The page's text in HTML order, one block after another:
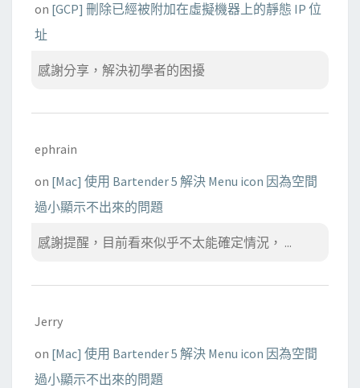
on [GCP] 刪除已經被附加在虛擬機器上的靜態 IP 位
址
感謝分享，解決初學者的困擾
ephrain
on [Mac] 使用 Bartender 5 解決 Menu icon 因為空間
過小顯示不出來的問題
感謝提醒，目前看來似乎不太能確定情況， ...
Jerry
on [Mac] 使用 Bartender 5 解決 Menu icon 因為空間
過小顯示不出來的問題